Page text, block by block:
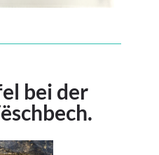
bei der